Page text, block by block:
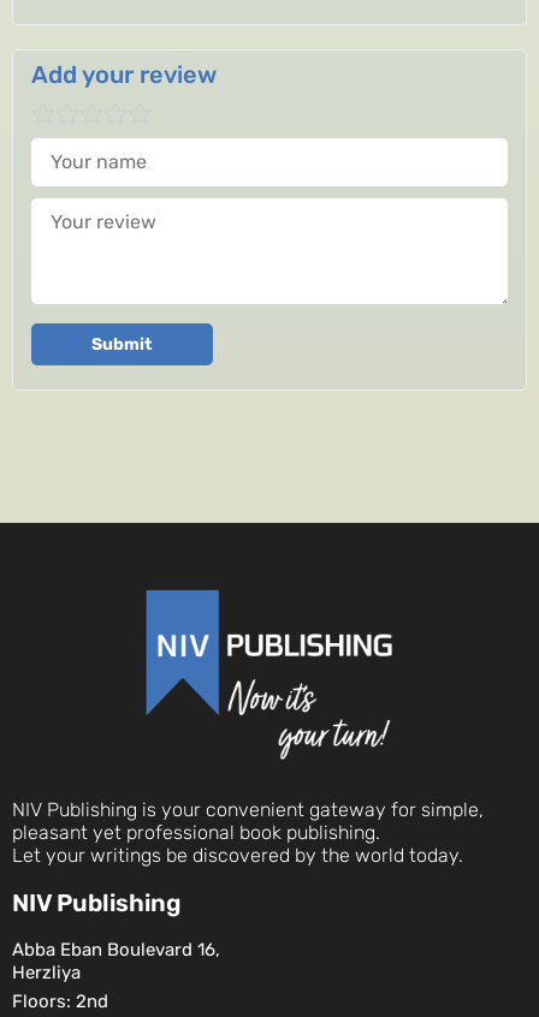
Add your review
Your name
Your review
Submit
NIV Publishing is your convenient gateway for simple,
pleasant yet professional book publishing.
Let your writings be discovered by the world today.
NIV Publishing
Abba Eban Boulevard 16,
Herzliya
Floors: 2nd